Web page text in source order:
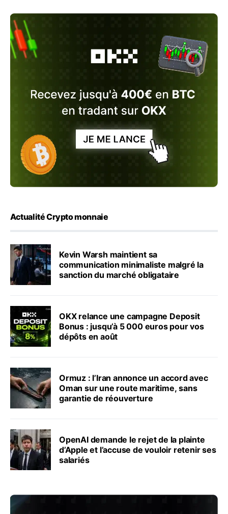
Actualité Crypto monnaie
Kevin Warsh maintient sa
communication minimaliste malgré la
sanction du marché obligataire
OKX relance une campagne Deposit
Bonus : jusqu’à 5 000 euros pour vos
dépôts en août
Ormuz : l’Iran annonce un accord avec
Oman sur une route maritime, sans
garantie de réouverture
OpenAI demande le rejet de la plainte
d’Apple et l’accuse de vouloir retenir ses
salariés